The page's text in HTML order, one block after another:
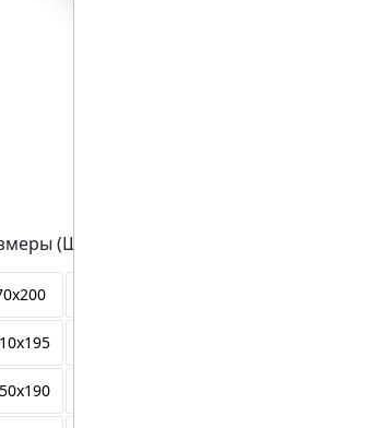
(Ш х Д):